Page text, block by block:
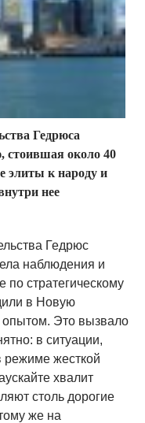
Гедрюса
стоившая около 40
элиты к народу и
нее
Гедрюс
наблюдения и
стратегическому
в Новую
опытом. Это вызвало
в ситуации,
режиме жесткой
хвалит
столь дорогие
же на